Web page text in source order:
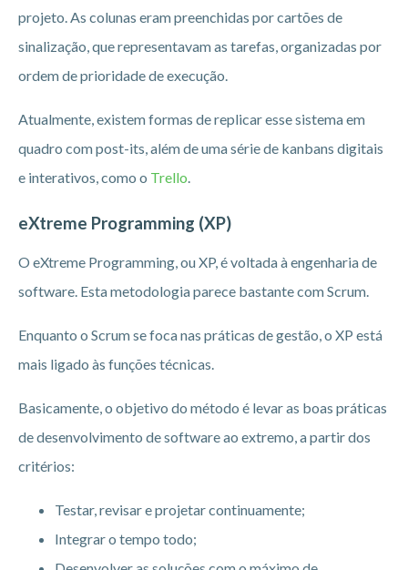
projeto. As colunas eram preenchidas por cartões de
sinalização, que representavam as tarefas, organizadas por
ordem de prioridade de execução.
Atualmente, existem formas de replicar esse sistema em
quadro com post-its, além de uma série de kanbans digitais
e interativos, como o Trello.
eXtreme Programming (XP)
O eXtreme Programming, ou XP, é voltada à engenharia de
software. Esta metodologia parece bastante com Scrum.
Enquanto o Scrum se foca nas práticas de gestão, o XP está
mais ligado às funções técnicas.
Basicamente, o objetivo do método é levar as boas práticas
de desenvolvimento de software ao extremo, a partir dos
critérios:
Testar, revisar e projetar continuamente;
Integrar o tempo todo;